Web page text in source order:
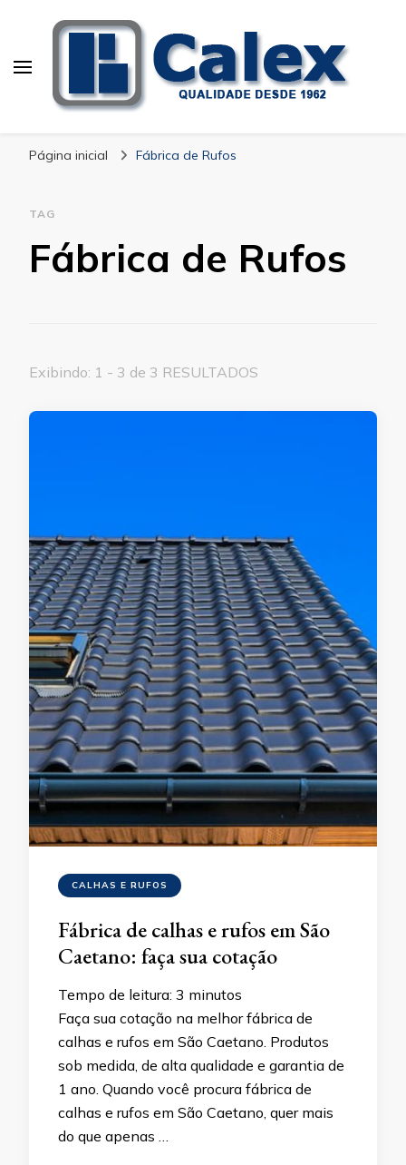
Industriais
Página inicial Fábrica de Rufos
TAG
Fábrica de Rufos
Exibindo: 1 - 3 de 3 RESULTADOS
CALHAS E RUFOS
Fábrica de calhas e rufos em São
Caetano: faça sua cotação
Tempo de leitura: 3 minutos
Faça sua cotação na melhor fábrica de
calhas e rufos em São Caetano. Produtos
sob medida, de alta qualidade e garantia de
1 ano. Quando você procura fábrica de
calhas e rufos em São Caetano, quer mais
do que apenas …